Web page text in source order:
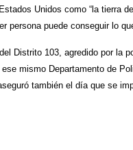
Unidos como “la tierra
persona puede conseguir lo
Distrito 103, agredido por la
mismo Departamento de
también el día que se